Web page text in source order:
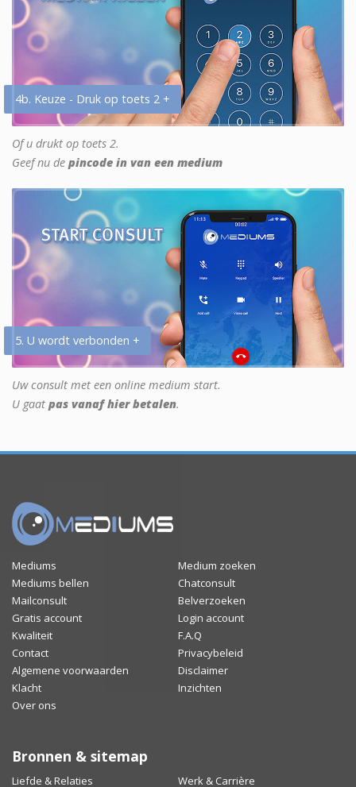
4b. Keuze - Druk op toets 2 +
Of u drukt op toets 2.
Geef nu de pincode in van een medium
5. U wordt verbonden +
Uw consult met een online medium start.
U gaat pas vanaf hier betalen.
Mediums
Medium zoeken
Mediums bellen
Chatconsult
Mailconsult
Belverzoeken
Gratis account
Login account
Kwaliteit
F.A.Q
Contact
Privacybeleid
Algemene voorwaarden
Disclaimer
Klacht
Inzichten
Over ons
Bronnen & sitemap
Liefde & Relaties Werk & Carrière